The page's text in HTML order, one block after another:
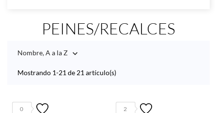
PEINES/RECALCES
Nombre, A a la Z 
Mostrando 1-21 de 21 artículo(s)
0 2